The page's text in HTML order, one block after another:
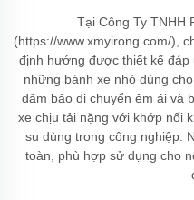
Tại Công Ty TNHH
(https://www.xmyirong.com/),
định hướng được thiết kế
những bánh xe nhỏ dùng
đảm bảo di chuyển êm ái và
xe chịu tải nặng với khớp nối
su dùng trong công nghiệp.
toàn, phù hợp sử dụng cho